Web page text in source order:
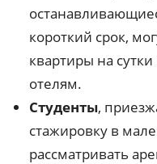
короткий срок,
квартиры на
отелям.
Студенты,
стажировку в
рассматривать